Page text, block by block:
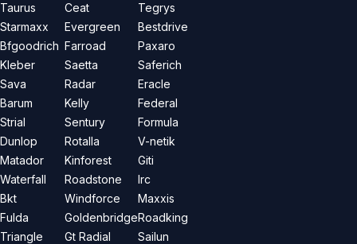
Taurus
Starmaxx
Bfgoodrich
Kleber
Sava
Barum
Strial
Dunlop
Matador
Waterfall
Bkt
Fulda
Triangle
Ceat
Evergreen
Farroad
Saetta
Radar
Kelly
Sentury
Rotalla
Kinforest
Roadstone
Windforce
Goldenbridge
Gt Radial
Tegrys
Bestdrive
Paxaro
Saferich
Eracle
Federal
Formula
V-netik
Giti
Irc
Maxxis
Roadking
Sailun